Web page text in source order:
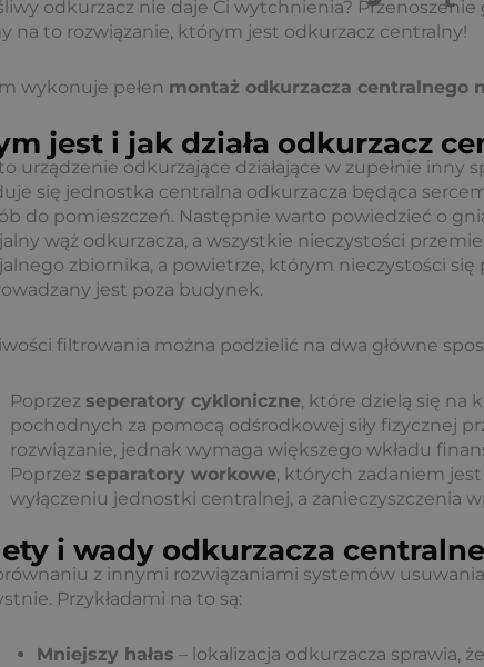
odkurzacz nie daje Ci wytchnienia?
na to rozwiązanie, którym jest odkurzacz centralny!
wykonuje pełen montaż odkurzacza centralnego
jest i jak działa odkurzacz
urządzenie odkurzające działające w zupełnie inny
się jednostka centralna odkurzacza będąca
do pomieszczeń. Następnie warto powiedzieć o
wąż odkurzacza, a wszystkie nieczystości
zbiornika, a powietrze, którym nieczystości
jest poza budynek.
filtrowania można podzielić na dwa główne
Poprzez seperatory cykloniczne, które dzielą się na
pochodnych za pomocą odśrodkowej siły fizycznej
rozwiązanie, jednak wymaga większego wkładu
Poprzez separatory workowe, których zadaniem
wyłączeniu jednostki centralnej, a zanieczyszczenia
i wady odkurzacza
z innymi rozwiązaniami systemów
Przykładami na to są:
Mniejszy hałas – lokalizacja odkurzacza sprawia,